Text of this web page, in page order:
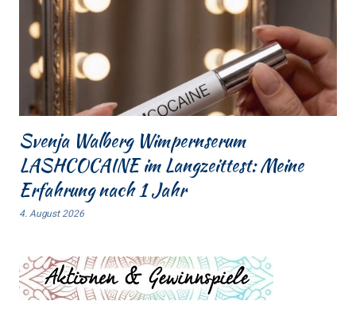
Svenja Walberg Wimpernserum
LASHCOCAINE im Langzeittest: Meine
Erfahrung nach 1 Jahr
4. August 2026